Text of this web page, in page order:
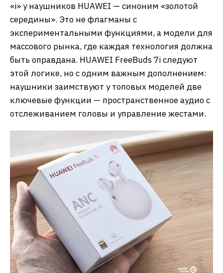
«i» у наушников HUAWEI — синоним «золотой
середины». Это не флагманы с
экспериментальными функциями, а модели для
массового рынка, где каждая технология должна
быть оправдана. HUAWEI FreeBuds 7i следуют
этой логике, но с одним важным дополнением:
наушники заимствуют у топовых моделей две
ключевые функции — пространственное аудио с
отслеживанием головы и управление жестами.